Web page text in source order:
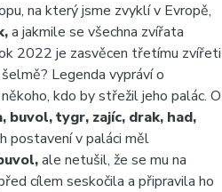
na který jsme zvyklí v Evropě,
a jakmile se všechna zvířata
2022 je zasvěcen třetímu zvířeti
Legenda vypráví o
kdo by střežil jeho palác. O
buvol, tygr, zajíc, drak, had,
postavení v paláci měl
ale netušil, že se mu na
cílem seskočila a připravila ho